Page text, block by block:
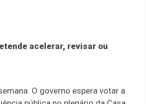
acelerar, revisar ou
O governo espera votar a